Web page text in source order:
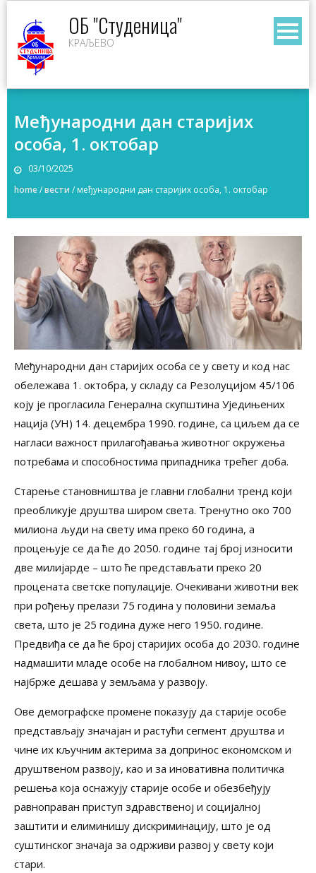
content
ОБ "Студеница"
КРАЉЕВО
Међународни дан старијих
особа, 1. октобар
03/10/2025
home/вести / међународни дан старијих особа, 1. октобар
Међународни дан старијих особа се у свету и код нас
обележава 1. октобра, у складу са Резолуцијом 45/106
коју је прогласила Генерална скупштина Уједињених
нација (УН) 14. децембра 1990. године, са циљем да се
нагласи важност прилагођавања животног окружења
потребама и способностима припадника трећег доба.
Старење становништва је главни глобални тренд који
преобликује друштва широм света. Тренутно око 700
милиона људи на свету има преко 60 година, а
процењује се да ће до 2050. године тај број износити
две милијарде – што ће представљати преко 20
процената светске популације. Очекивани животни век
при рођењу прелази 75 година у половини земаља
света, што је 25 година дуже него 1950. године.
Предвиђа се да ће број старијих особа до 2030. године
надмашити младе особе на глобалном нивоу, што се
најбрже дешава у земљама у развоју.
Ове демографске промене показују да старије особе
представљају значајан и растући сегмент друштва и
чине их кључним актерима за допринос економском и
друштвеном развоју, као и за иновативна политичка
решења која оснажују старије особе и обезбеђују
равноправан приступ здравственој и социјалној
заштити и елиминишу дискриминацију, што је од
суштинског значаја за одрживи развој у свету који
стари.